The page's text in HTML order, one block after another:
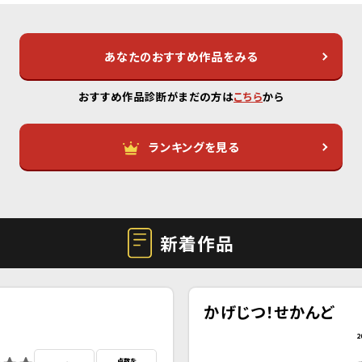
あなたのおすすめ作品をみる
おすすめ作品診断がまだの方はこちらから
ランキングを見る
新着作品
かげじつ！せかんど